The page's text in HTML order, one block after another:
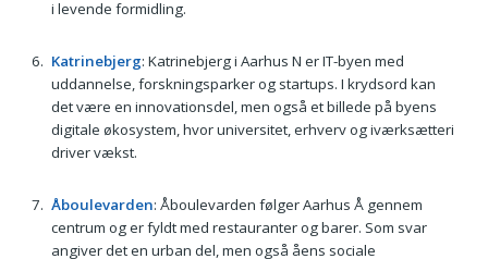
i levende formidling.
Katrinebjerg: Katrinebjerg i Aarhus N er IT-byen med
uddannelse, forskningsparker og startups. I krydsord kan
det være en innovationsdel, men også et billede på byens
digitale økosystem, hvor universitet, erhverv og iværksætteri
driver vækst.
Åboulevarden: Åboulevarden følger Aarhus Å gennem
centrum og er fyldt med restauranter og barer. Som svar
angiver det en urban del, men også åens sociale